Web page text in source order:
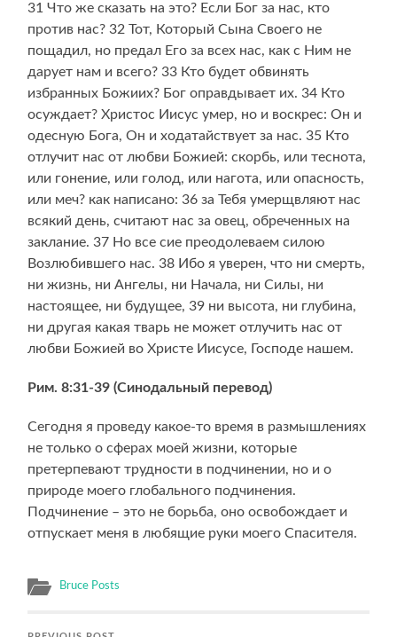
31 Что же сказать на это? Если Бог за нас, кто
против нас? 32 Тот, Который Сына Своего не
пощадил, но предал Его за всех нас, как с Ним не
дарует нам и всего? 33 Кто будет обвинять
избранных Божиих? Бог оправдывает их. 34 Кто
осуждает? Христос Иисус умер, но и воскрес: Он и
одесную Бога, Он и ходатайствует за нас. 35 Кто
отлучит нас от любви Божией: скорбь, или теснота,
или гонение, или голод, или нагота, или опасность,
или меч? как написано: 36 за Тебя умерщвляют нас
всякий день, считают нас за овец, обреченных на
заклание. 37 Но все сие преодолеваем силою
Возлюбившего нас. 38 Ибо я уверен, что ни смерть,
ни жизнь, ни Ангелы, ни Начала, ни Силы, ни
настоящее, ни будущее, 39 ни высота, ни глубина,
ни другая какая тварь не может отлучить нас от
любви Божией во Христе Иисусе, Господе нашем.
Рим. 8:31-39 (Синодальный перевод)
Сегодня я проведу какое-то время в размышлениях
не только о сферах моей жизни, которые
претерпевают трудности в подчинении, но и о
природе моего глобального подчинения.
Подчинение – это не борьба, оно освобождает и
отпускает меня в любящие руки моего Спасителя.
Bruce Posts